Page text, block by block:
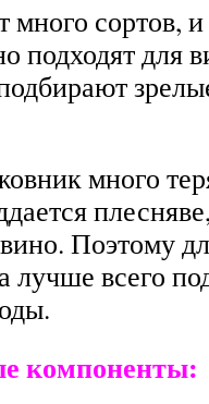
сортов, и
подходят для
много
Поэтому
всего